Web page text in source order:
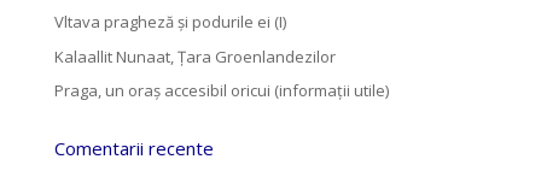
Vltava pragheză și podurile ei (I)
Kalaallit Nunaat, Țara Groenlandezilor
Praga, un oraș accesibil oricui (informații utile)
Comentarii recente